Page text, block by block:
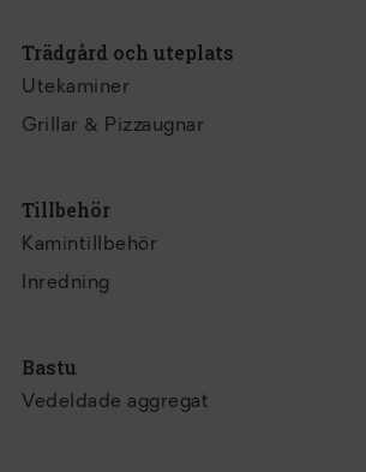
Trädgård och uteplats
Utekaminer
Grillar & Pizzaugnar
Tillbehör
Kamintillbehör
Inredning
Bastu
Vedeldade aggregat